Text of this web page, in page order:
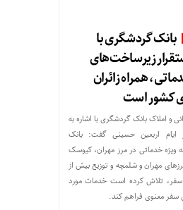
در ایران است
بانک گردشگری با
زیرساخت‌های
همراه زائران
کشور است
و املاک بانک گردشگری با اشاره به
ایام اربعین حسینی گفت: بانک
ویژه خدماتی در مرز مهران، کیوسک
مهران و شلمچه و توزیع بیش از
سفر، تلاش کرده است خدمات مورد
سفر معنوی فراهم کند.